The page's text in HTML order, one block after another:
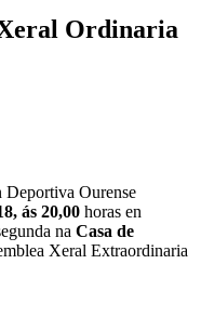
Ordinaria
Ourense
ás 20,00 horas en
na Casa de
Xeral Extraordinaria